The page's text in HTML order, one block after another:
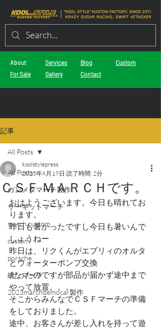
About
For Sale
Services
Gallery
Blog
Contact
Custom
記事
All Posts
ガンメタマーチ製作
サーキットマーチ
march custom
custom
porsche
緑なマーチ
2023marchdemocar製作
All Posts
ＣＳＦ ＭＡＲＣＨです。
koolstylepress
2025年6月19日 読了時間: 2分
おはようございます。今日も晴れてお
ります。
昨日も暑かったですし今日も暑いんで
しょうねー
昨日は、リクくんがエブリィのオルタ
とウォーターポンプ交換
だったのですが部品が届かず途中まで
やって放置。。。
そこからみんなでＣＳＦマーチの準備
をしておりました。
途中、お客さんが差し入れを持って遊